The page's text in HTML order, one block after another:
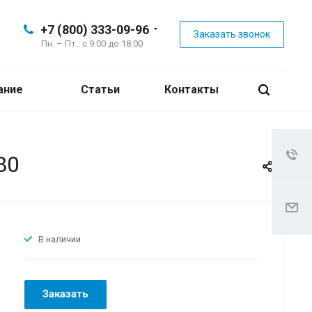
+7 (800) 333-09-96
Пн. – Пт.: с 9:00 до 18:00
Заказать звонок
Статьи Контакты
В наличии
Заказать